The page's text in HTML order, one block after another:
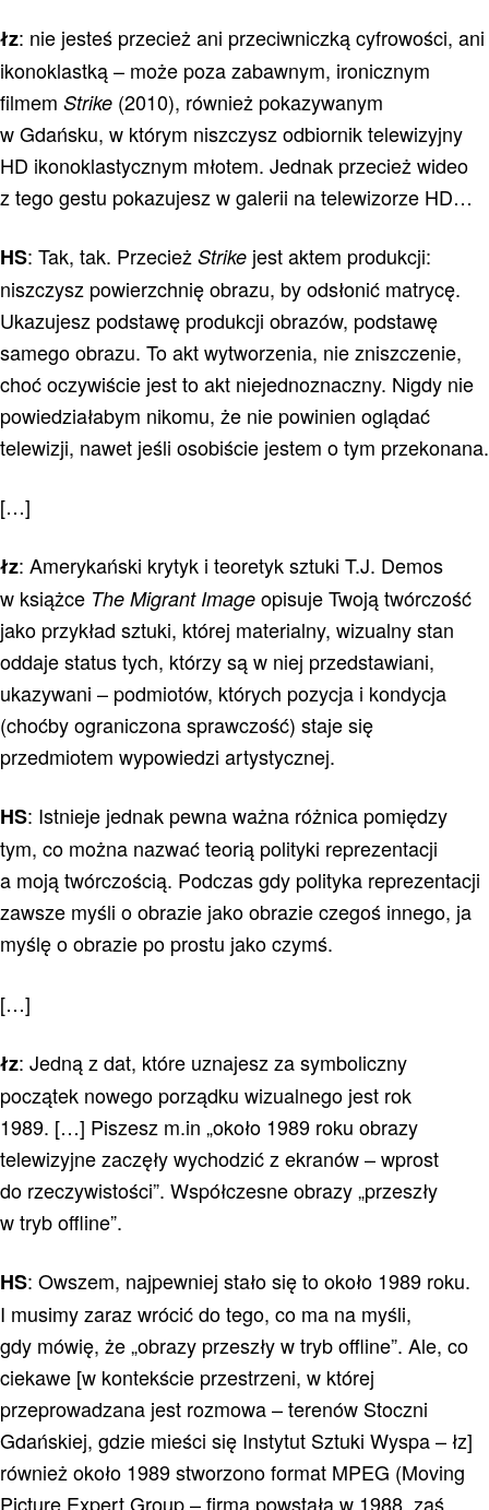
łz: nie jesteś przecież ani przeciwniczką cyfrowości, ani
ikonoklastką – może poza zabawnym, ironicznym
filmem Strike (2010), również pokazywanym
w Gdańsku, w którym niszczysz odbiornik telewizyjny
HD ikonoklastycznym młotem. Jednak przecież wideo
z tego gestu pokazujesz w galerii na telewizorze HD…
HS: Tak, tak. Przecież Strike jest aktem produkcji:
niszczysz powierzchnię obrazu, by odsłonić matrycę.
Ukazujesz podstawę produkcji obrazów, podstawę
samego obrazu. To akt wytworzenia, nie zniszczenie,
choć oczywiście jest to akt niejednoznaczny. Nigdy nie
powiedziałabym nikomu, że nie powinien oglądać
telewizji, nawet jeśli osobiście jestem o tym przekonana.
[…]
łz: Amerykański krytyk i teoretyk sztuki T.J. Demos
w książce The Migrant Image opisuje Twoją twórczość
jako przykład sztuki, której materialny, wizualny stan
oddaje status tych, którzy są w niej przedstawiani,
ukazywani – podmiotów, których pozycja i kondycja
(choćby ograniczona sprawczość) staje się
przedmiotem wypowiedzi artystycznej.
HS: Istnieje jednak pewna ważna różnica pomiędzy
tym, co można nazwać teorią polityki reprezentacji
a moją twórczością. Podczas gdy polityka reprezentacji
zawsze myśli o obrazie jako obrazie czegoś innego, ja
myślę o obrazie po prostu jako czymś.
[…]
łz: Jedną z dat, które uznajesz za symboliczny
początek nowego porządku wizualnego jest rok
1989. […] Piszesz m.in „około 1989 roku obrazy
telewizyjne zaczęły wychodzić z ekranów – wprost
do rzeczywistości”. Współczesne obrazy „przeszły
w tryb offline”.
HS: Owszem, najpewniej stało się to około 1989 roku.
I musimy zaraz wrócić do tego, co ma na myśli,
gdy mówię, że „obrazy przeszły w tryb offline”. Ale, co
ciekawe [w kontekście przestrzeni, w której
przeprowadzana jest rozmowa – terenów Stoczni
Gdańskiej, gdzie mieści się Instytut Sztuki Wyspa – łz]
również około 1989 stworzono format MPEG (Moving
Picture Expert Group – firma powstała w 1988, zaś